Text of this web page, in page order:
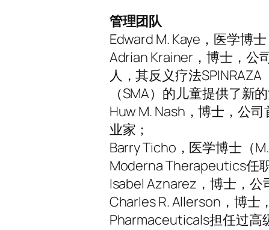
管理团队
Edward M. Kaye，医学博
Adrian Krainer，博士，公
人，其反义疗法
（SMA）的儿童提供了新
Huw M. Nash，博士，公
业家；
Barry Ticho，医学博士（
Moderna Therapeutics任
Isabel Aznarez，博士，公
Charles R. Allerson，博
Pharmaceuticals担任过高